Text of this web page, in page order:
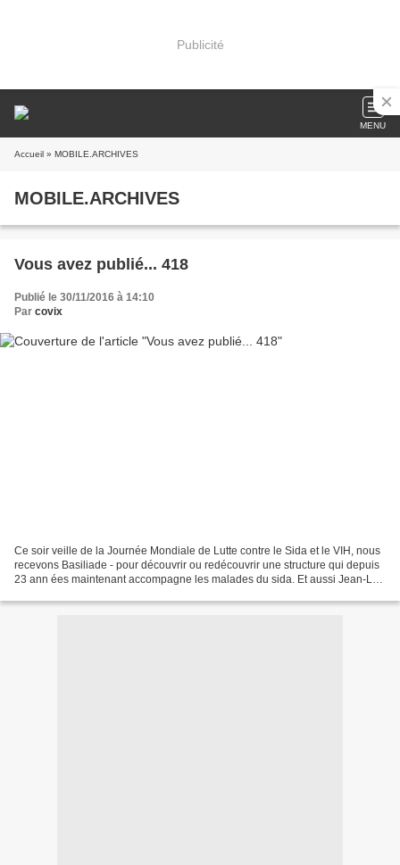
Publicité
MENU
Accueil » MOBILE.ARCHIVES
MOBILE.ARCHIVES
Vous avez publié... 418
Publié le 30/11/2016 à 14:10
Par covix
Ce soir veille de la Journée Mondiale de Lutte contre le Sida et le VIH, nous
recevons Basiliade - pour découvrir ou redécouvrir une structure qui depuis
23 ann ées maintenant accompagne les malades du sida. Et aussi Jean-Luc